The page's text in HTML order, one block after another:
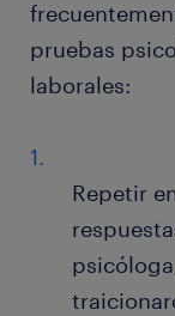
pruebas
laborales:
Repetir